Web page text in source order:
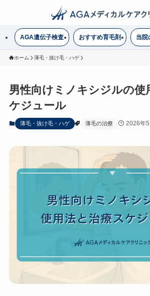
AGA遺伝子検査 おすすめ育毛剤 当院
ホーム 薄毛・抜け毛・ハゲ
男性向けミノキシジルの使
ケジュール
薄毛・抜け毛・ハゲ 薄毛の治療 2026年5